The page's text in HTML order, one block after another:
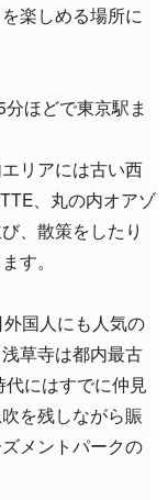
楽しめる場所に
ほどで東京駅ま
リアには古い西
、丸の内オアゾ
、散策をしたり
す。
国人にも人気の
草寺は都内最古
にはすでに仲見
を残しながら賑
メントパークの